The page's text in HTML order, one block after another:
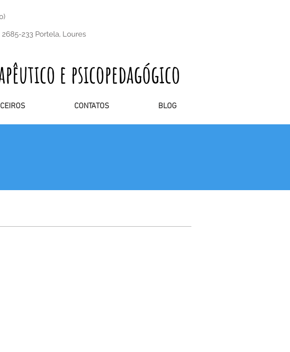
233 Portela, Loures
e psicopedagógico
CONTATOS BLOG